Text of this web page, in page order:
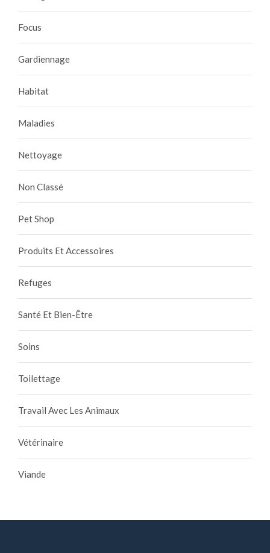
Focus
Gardiennage
Habitat
Maladies
Nettoyage
Non Classé
Pet Shop
Produits Et Accessoires
Refuges
Santé Et Bien-Être
Soins
Toilettage
Travail Avec Les Animaux
Vétérinaire
Viande